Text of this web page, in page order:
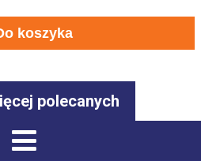
koszyka
polecanych